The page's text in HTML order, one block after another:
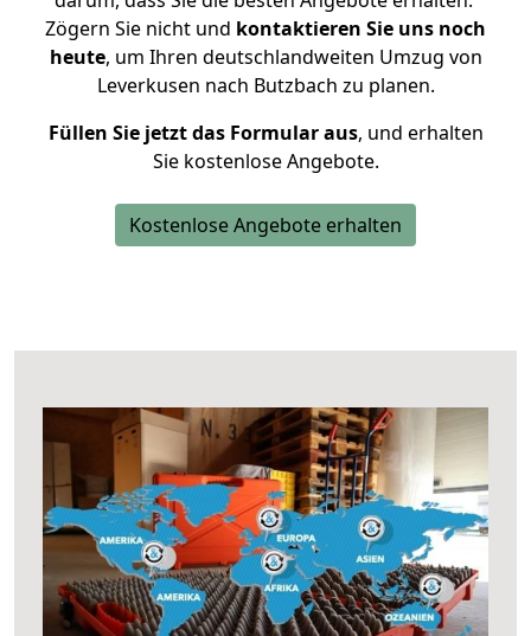
Zögern Sie nicht und kontaktieren Sie uns noch
heute, um Ihren deutschlandweiten Umzug von
Leverkusen nach Butzbach zu planen.
Füllen Sie jetzt das Formular aus, und erhalten
Sie kostenlose Angebote.
Kostenlose Angebote erhalten